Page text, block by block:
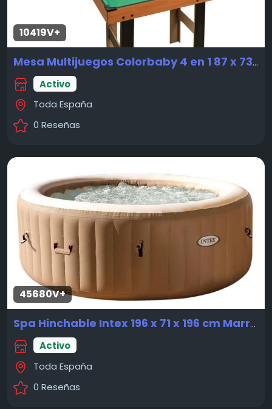
10419V+
Mesa Multijuegos Colorbaby 4 en 1 87 x 73 x 43 cm
Activo
Toda España
0 Reseñas
45680V+
Spa Hinchable Intex 196 x 71 x 196 cm Marrón 795 L
Activo
Toda España
0 Reseñas